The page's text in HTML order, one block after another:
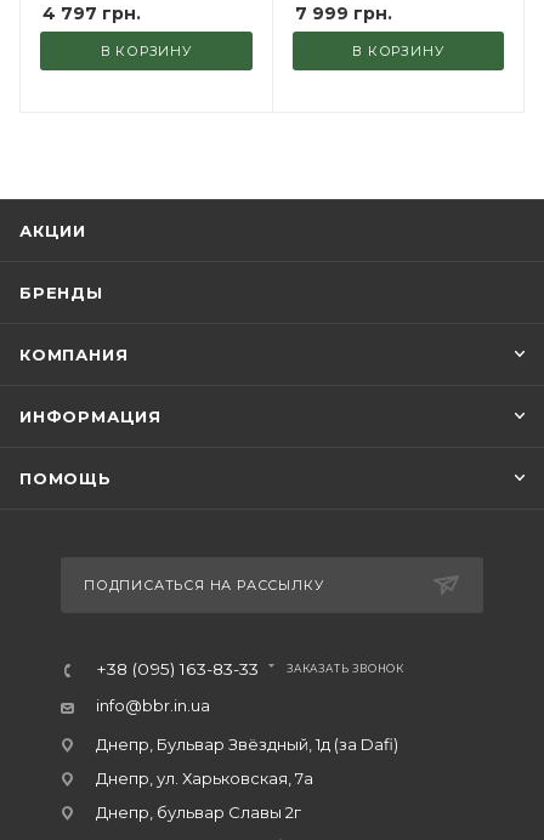
4 797 грн.
В КОРЗИНУ
7 999 грн.
В КОРЗИНУ
АКЦИИ
БРЕНДЫ
КОМПАНИЯ
ИНФОРМАЦИЯ
ПОМОЩЬ
ПОДПИСАТЬСЯ НА РАССЫЛКУ
+38 (095) 163-83-33 ЗАКАЗАТЬ ЗВОНОК
info@bbr.in.ua
Днепр, Бульвар Звёздный, 1д (за Dafi)
Днепр, ул. Харьковская, 7а
Днепр, бульвар Славы 2г